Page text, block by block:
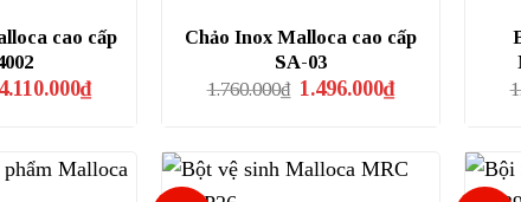
cao cấp
Giá
4.110.000₫Giá
hiện
4.110.000₫.
Chảo Inox Malloca cao cấp
SA-03
1.760.000₫ Giá
1.496.000₫Giá
hiện
1.496.000₫.